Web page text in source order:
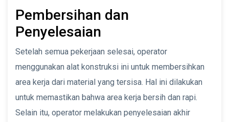
Pembersihan dan
Penyelesaian
Setelah semua pekerjaan selesai, operator
menggunakan alat konstruksi ini untuk membersihkan
area kerja dari material yang tersisa. Hal ini dilakukan
untuk memastikan bahwa area kerja bersih dan rapi.
Selain itu, operator melakukan penyelesaian akhir